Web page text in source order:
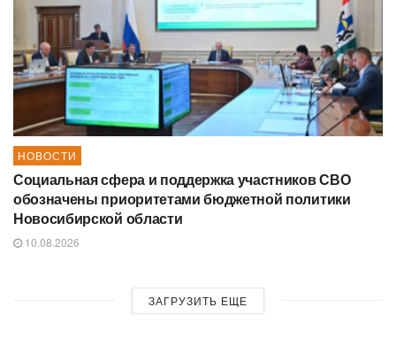
НОВОСТИ
Социальная сфера и поддержка участников СВО
обозначены приоритетами бюджетной политики
Новосибирской области
10.08.2026
ЗАГРУЗИТЬ ЕЩЕ